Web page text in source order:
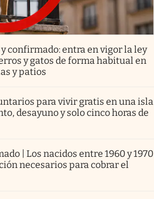
confirmado: entra en vigor la ley
y gatos de forma habitual en
y patios
para vivir gratis en una isla
desayuno y solo cinco horas de
| Los nacidos entre 1960 y 1970
necesarios para cobrar el